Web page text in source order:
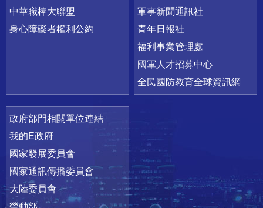
中華職棒大聯盟
身心障礙者權利公約
軍事新聞通訊社
青年日報社
福利事業管理處
國軍人才招募中心
全民國防教育全球資訊網
政府部門相關單位連結
我的E政府
國家發展委員會
國家通訊傳播委員會
大陸委員會